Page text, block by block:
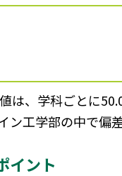
は、学科ごとに
工学部の中で偏
イント